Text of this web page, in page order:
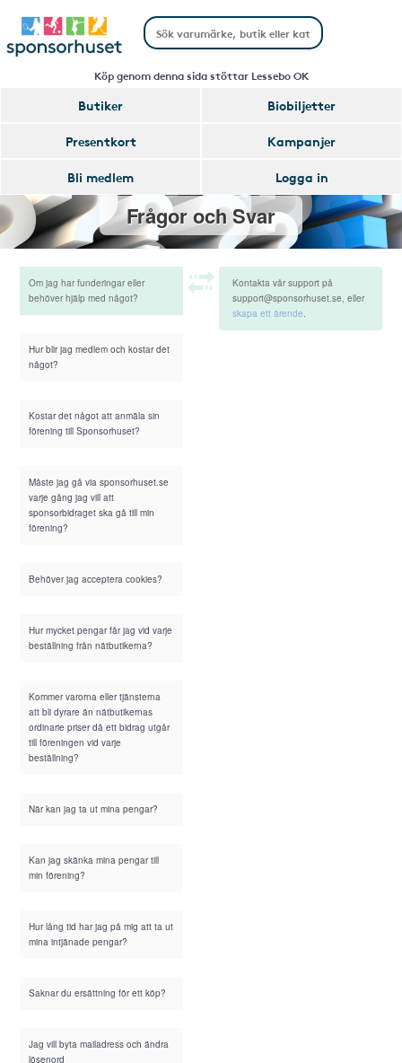
Köp genom denna sida stöttar Lessebo OK
Butiker
Biobiljetter
Presentkort
Kampanjer
Bli medlem
Logga in
Frågor och Svar
Om jag har funderingar eller
behöver hjälp med något?
Hur blir jag medlem och kostar det
något?
Kostar det något att anmäla sin
förening till Sponsorhuset?
Måste jag gå via sponsorhuset.se
varje gång jag vill att
sponsorbidraget ska gå till min
förening?
Behöver jag acceptera cookies?
Hur mycket pengar får jag vid varje
beställning från nätbutikerna?
Kommer varorna eller tjänsterna
att bli dyrare än nätbutikernas
ordinarie priser då ett bidrag utgår
till föreningen vid varje
beställning?
När kan jag ta ut mina pengar?
Kan jag skänka mina pengar till
min förening?
Hur lång tid har jag på mig att ta ut
mina intjänade pengar?
Saknar du ersättning för ett köp?
Jag vill byta mailadress och ändra
lösenord
Kontakta vår support på
support@sponsorhuset.se, eller
skapa ett ärende.